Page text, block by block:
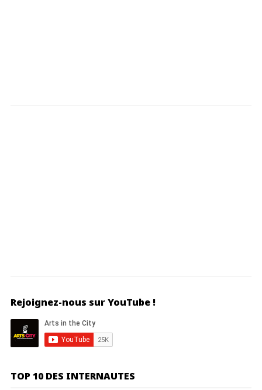
Rejoignez-nous sur YouTube !
TOP 10 DES INTERNAUTES